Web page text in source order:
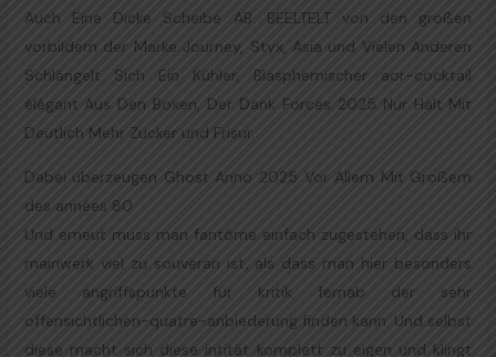
Auch Eine Dicke Scheibe AB. BEELTELT von den großen
vorbildern der Marke Journey, Styx, Asia und Vielen Anderen
Schlängelt Sich Ein Kühler, Blasphemischer aor-cocktail
élégant Aus Den Boxen, Der Dank Forces 2025 Nur Halt Mit
Deutlich Mehr Zucker und Frisur.
Dabei überzeugen Ghost Anno 2025 Vor Allem Mit Großem
des années 80
Und erneut muss man fantôme einfach zugestehen, dass ihr
mainwerk viel zu souverän ist, als dass man hier besonders
viele angriffspunkte für kritik fernab der sehr
offensichtlichen-quatre-anbiederung finden kann. Und selbst
diese macht sich diese intität komplett zu eigen und klingt